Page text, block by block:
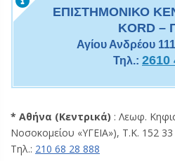
EΠΙΣΤΗΜΟΝΙΚΟ
KORD –
Αγίου Ανδρέου
Τηλ.: 2610
* Αθήνα (Κεντρικά) : Λεωφ.
Νοσοκομείου «ΥΓΕΙΑ»), Τ.Κ. 152
Τηλ.: 210 68 28 888